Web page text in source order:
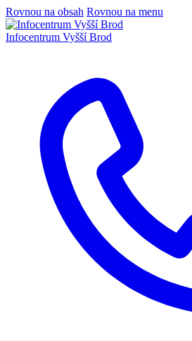
Rovnou na obsah Rovnou na menu
Infocentrum Vyšší Brod